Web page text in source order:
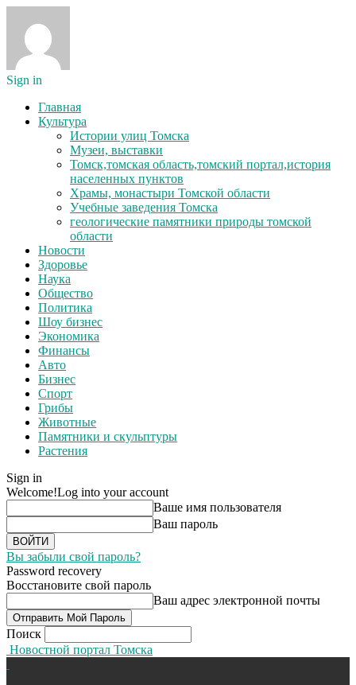
Sign in
Главная
Культура
Истории улиц Томска
Музеи, выставки
Томск,томская область,томский портал,история
населенных пунктов
Храмы, монастыри Томской области
Учебные заведения Томска
геологические памятники природы томской
области
Новости
Здоровье
Наука
Общество
Политика
Шоу бизнес
Экономика
Финансы
Авто
Бизнес
Спорт
Грибы
Животные
Памятники и скульптуры
Растения
Sign in
Welcome!Log into your account
Ваше имя пользователя
Ваш пароль
Вы забыли свой пароль?
Password recovery
Восстановите свой пароль
Ваш адрес электронной почты
Поиск
Новостной портал Томска